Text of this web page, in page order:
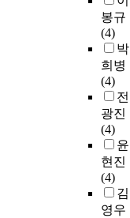
봉규
(4)
박
희병
(4)
전
광진
(4)
윤
현진
(4)
김
영우